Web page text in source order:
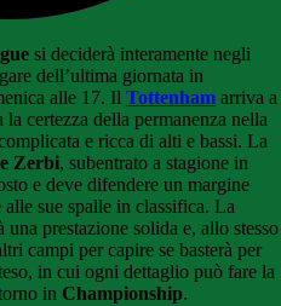
si deciderà interamente negli
dell’ultima giornata in
alle 17. Il Tottenham arriva a
la certezza della permanenza nella
e ricca di alti e bassi. La
Zerbi, subentrato a stagione in
e deve difendere un margine
alle sue spalle in classifica. La
prestazione solida e, allo stesso
campi per capire se basterà per
in cui ogni dettaglio può fare la
in Championship.